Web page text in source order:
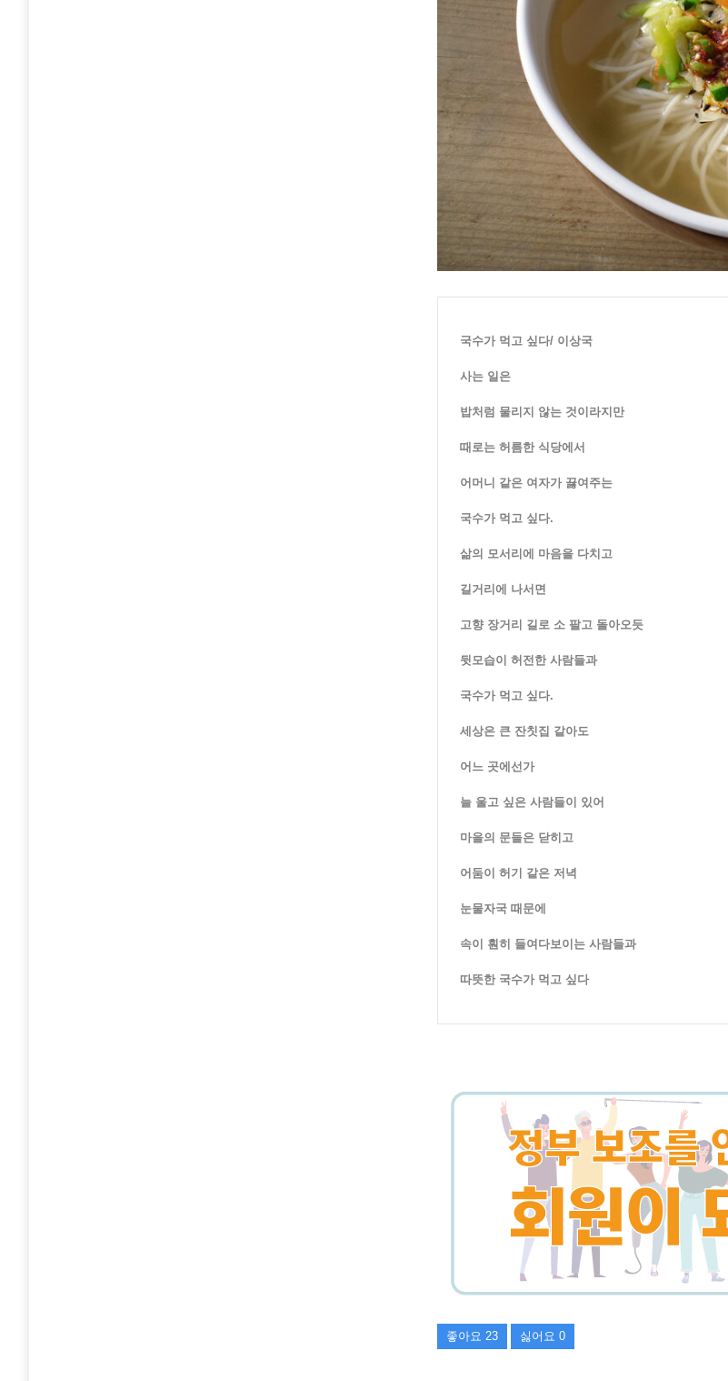
국수가 먹고 싶다/ 이상국
사는 일은
밥처럼 물리지 않는 것이라지만
때로는 허름한 식당에서
어머니 같은 여자가 끓여주는
국수가 먹고 싶다.
삶의 모서리에 마음을 다치고
길거리에 나서면
고향 장거리 길로 소 팔고 돌아오듯
뒷모습이 허전한 사람들과
국수가 먹고 싶다.
세상은 큰 잔칫집 같아도
어느 곳에선가
늘 울고 싶은 사람들이 있어
마을의 문들은 닫히고
어둠이 허기 같은 저녁
눈물자국 때문에
속이 훤히 들여다보이는 사람들과
따뜻한 국수가 먹고 싶다
좋아요 23 싫어요 0